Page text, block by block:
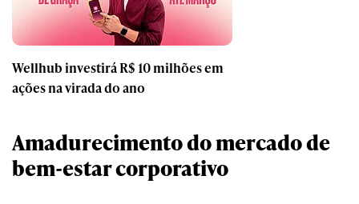
Wellhub investirá R$ 10 milhões em
ações na virada do ano
Amadurecimento do mercado de
bem-estar corporativo